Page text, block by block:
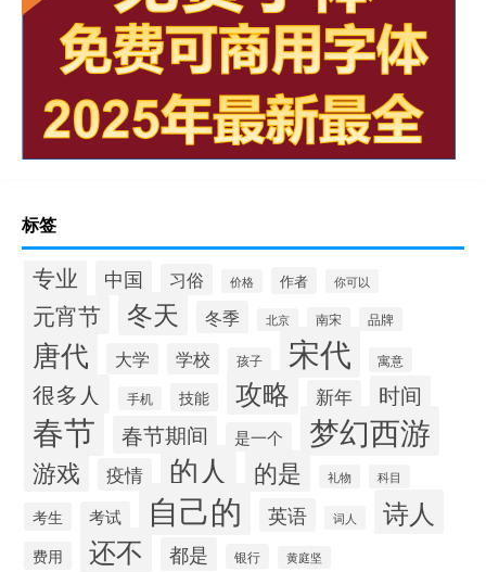
标签
专业 中国 习俗 价格 作者 你可以
元宵节 冬天 冬季 北京 南宋 品牌
唐代 大学 学校 孩子 宋代 寓意
很多人 手机 技能 攻略 新年 时间
春节 春节期间 是一个 梦幻西游
游戏 疫情 的人 的是 礼物 科目
考生 考试 自己的 英语 词人 诗人
费用 还不 都是 银行 黄庭坚